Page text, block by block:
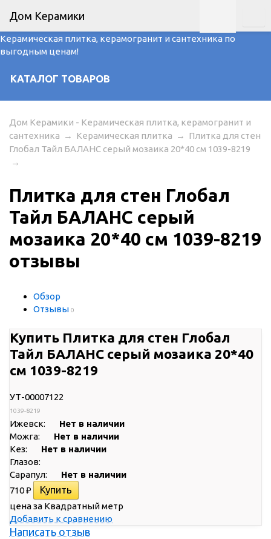
Керамическая плитка, керамогранит и сантехника по
выгодным ценам!
КАТАЛОГ ТОВАРОВ
Дом Керамики
Дом Керамики - Керамическая плитка, керамогранит и
сантехника → Керамическая плитка → Плитка для стен
Глобал Тайл БАЛАНС серый мозаика 20*40 см 1039-8219
→
Плитка для стен Глобал
Тайл БАЛАНС серый
мозаика 20*40 см 1039-8219
отзывы
Обзор
Отзывы 0
Купить Плитка для стен Глобал
Тайл БАЛАНС серый мозаика 20*40
см 1039-8219
УТ-00007122
1039-8219
Ижевск:
Нет в наличии
Можга:
Нет в наличии
Кез:
Нет в наличии
Глазов:
Сарапул:
Нет в наличии
710₽
цена за Квадратный метр
Добавить к сравнению
Написать отзыв